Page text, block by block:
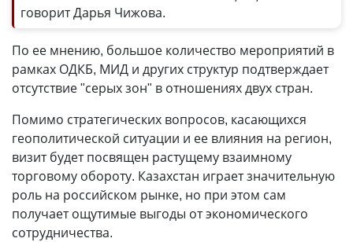
говорит Дарья Чижова.
По ее мнению, большое количество мероприятий в
рамках ОДКБ, МИД и других структур подтверждает
отсутствие "серых зон" в отношениях двух стран.
Помимо стратегических вопросов, касающихся
геополитической ситуации и ее влияния на регион,
визит будет посвящен растущему взаимному
торговому обороту. Казахстан играет значительную
роль на российском рынке, но при этом сам
получает ощутимые выгоды от экономического
сотрудничества.